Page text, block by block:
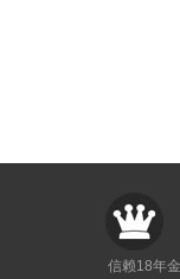
信赖18年